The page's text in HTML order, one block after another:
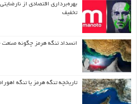
بهره‌برداری اقتصادی از
تخفیف
انسداد تنگه هرمز چگونه صنعت
تاریخچه تنگه هرمز یا تنگه